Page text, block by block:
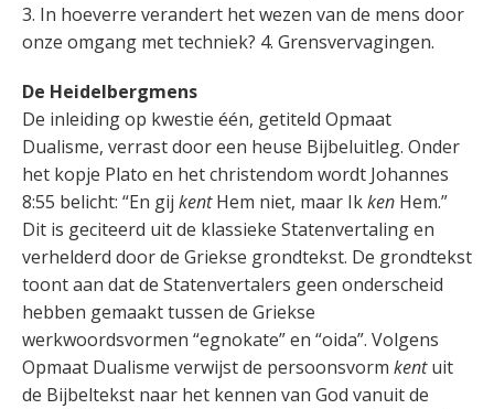
3. In hoeverre verandert het wezen van de mens door
onze omgang met techniek? 4. Grensvervagingen.
De Heidelbergmens
De inleiding op kwestie één, getiteld Opmaat
Dualisme, verrast door een heuse Bijbeluitleg. Onder
het kopje Plato en het christendom wordt Johannes
8:55 belicht: “En gij kentHem niet, maar Ikken Hem.”
Dit is geciteerd uit de klassieke Statenvertaling en
verhelderd door de Griekse grondtekst. De grondtekst
toont aan dat de Statenvertalers geen onderscheid
hebben gemaakt tussen de Griekse
werkwoordsvormen “egnokate” en “oida”. Volgens
Opmaat Dualisme verwijst de persoonsvorm kentuit
de Bijbeltekst naar het kennen van God vanuit de